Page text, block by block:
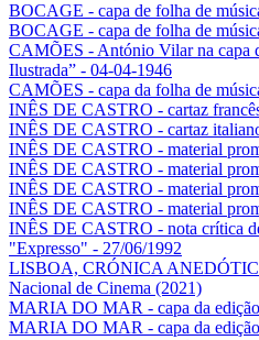
BOCAGE - capa de folha de
BOCAGE - capa de folha de
CAMÕES - António Vilar na capa
Ilustrada” - 04-04-1946
CAMÕES - capa da folha de
INÊS DE CASTRO - cartaz
INÊS DE CASTRO - cartaz
INÊS DE CASTRO - material
INÊS DE CASTRO - material
INÊS DE CASTRO - material
INÊS DE CASTRO - material
INÊS DE CASTRO - nota crítica
"Expresso" - 27/06/1992
LISBOA, CRÓNICA
Nacional de Cinema (2021)
MARIA DO MAR - capa da
MARIA DO MAR - capa da